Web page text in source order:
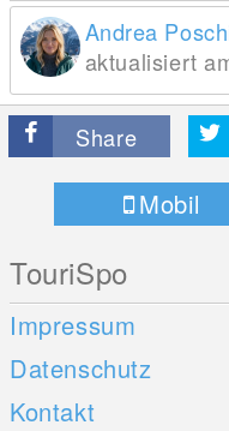
Andrea
aktualisiert
Share
Mobil
TouriSpo
Impressum
Datenschutz
Kontakt